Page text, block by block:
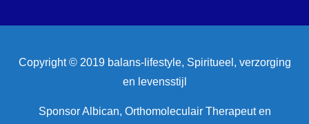
Copyright © 2019 balans-lifestyle, Spiritueel, verzorging
en levensstijl
Sponsor Albican, Orthomoleculair Therapeut en